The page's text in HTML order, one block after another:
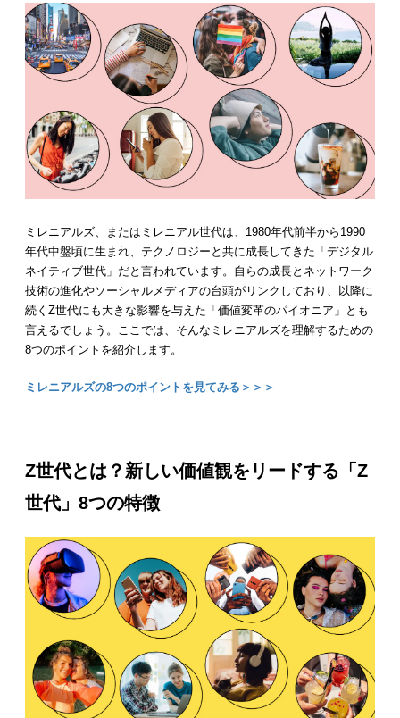
ミレニアルズ、またはミレニアル世代は、1980年代前半から1990
年代中盤頃に生まれ、テクノロジーと共に成長してきた「デジタル
ネイティブ世代」だと言われています。自らの成長とネットワーク
技術の進化やソーシャルメディアの台頭がリンクしており、以降に
続くZ世代にも大きな影響を与えた「価値変革のパイオニア」とも
言えるでしょう。ここでは、そんなミレニアルズを理解するための
8つのポイントを紹介します。
ミレニアルズの8つのポイントを見てみる＞＞＞
Z世代とは？新しい価値観をリードする「Z
世代」8つの特徴